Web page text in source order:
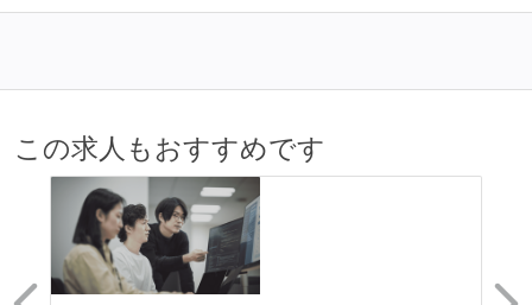
主な休暇：年末年始、夏季、慶弔休暇など
試用期間：あり（3ヶ月間）
社会保険：各種社会保険完備（雇用・労災・健康・厚
生年金）
受動喫煙防止措置：屋内禁煙（屋内に喫煙可能室設
置）
この求人もおすすめです